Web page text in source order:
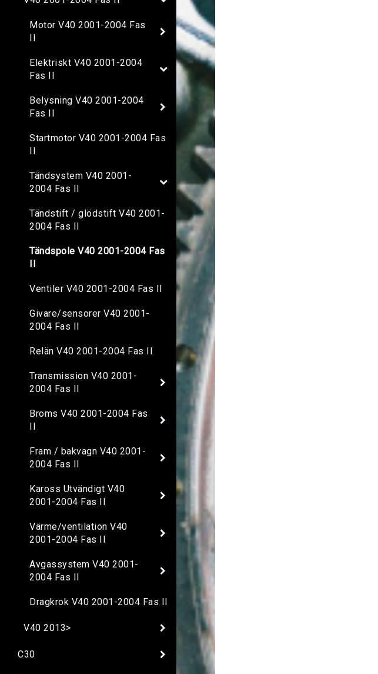
Motor V40 2001-2004 Fas
Elektriskt V40 2001-2004
Fas II
Belysning V40 2001-2004
Fas II
Startmotor V40 2001-2004 Fas
Tändsystem V40 2001-
2004 Fas II
Tändstift / glödstift V40 2001-
2004 Fas II
Tändspole V40 2001-2004 Fas
Ventiler V40 2001-2004 Fas II
Givare/sensorer V40 2001-
2004 Fas II
Relän V40 2001-2004 Fas II
Transmission V40 2001-
2004 Fas II
Broms V40 2001-2004 Fas
Fram / bakvagn V40 2001-
2004 Fas II
Kaross Utvändigt V40
2001-2004 Fas II
Värme/ventilation V40
2001-2004 Fas II
Avgassystem V40 2001-
2004 Fas II
Dragkrok V40 2001-2004 Fas II
V40 2013>
C30